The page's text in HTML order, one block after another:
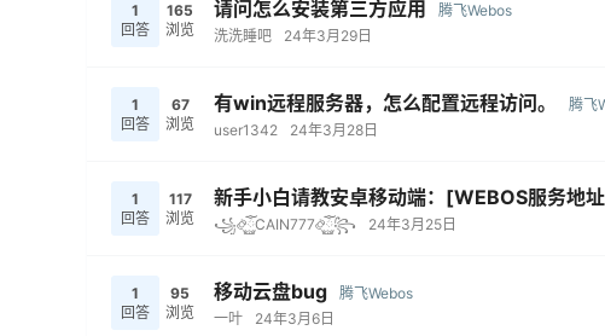
1
回答
165
浏览
请问怎么安装第三方应用
腾飞Webos
洗洗睡吧
24年3月29日
1
回答
67
浏览
有win远程服务器，怎么配置远程访问。
腾飞
user1342
24年3月28日
1
回答
117
浏览
新手小白请教安卓移动端：[WEBOS服务
꧁࿂ོོ࿆CAIN777࿂ོོ࿆꧂
24年3月25日
1
回答
95
浏览
移动云盘bug
腾飞Webos
一叶
24年3月6日